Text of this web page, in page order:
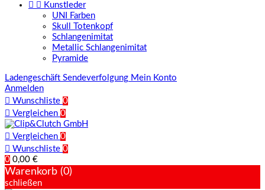
  Kunstleder
UNI Farben
Skull Totenkopf
Schlangenimitat
Metallic Schlangenimitat
Pyramide
Ladengeschäft Sendeverfolgung Mein Konto
Anmelden
 Wunschliste 0
 Vergleichen 0
 Vergleichen 0
 Wunschliste 0
0 0,00 €
Warenkorb (0)
schließen